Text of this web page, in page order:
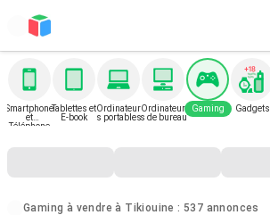
Smartphone
et
Téléphone
Tablettes et
E-book
Ordinateur
s portables
Ordinateur
s de bureau
Gaming Gadgets
Gaming à vendre à Tikiouine : 537 annonces